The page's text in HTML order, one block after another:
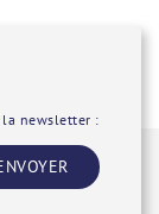
la newsletter :